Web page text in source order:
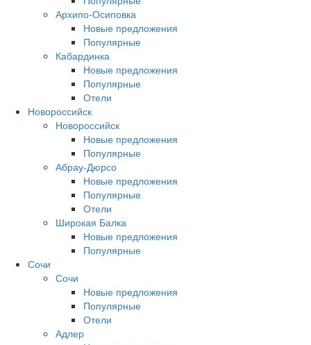
Архипо-Осиповка
Новые предложения
Популярные
Кабардинка
Новые предложения
Популярные
Отели
Новороссийск
Новороссийск
Новые предложения
Популярные
Абрау-Дюрсо
Новые предложения
Популярные
Отели
Широкая Балка
Новые предложения
Популярные
Сочи
Сочи
Новые предложения
Популярные
Отели
Адлер